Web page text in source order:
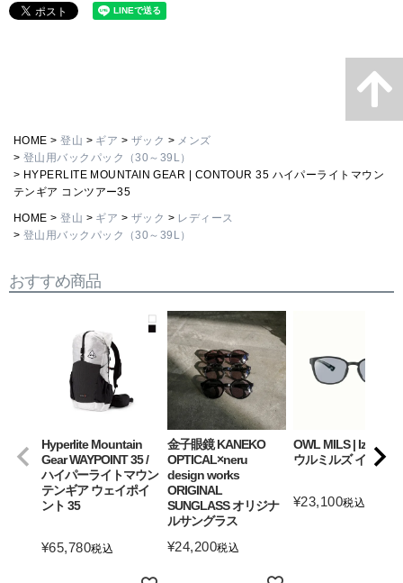
HOME 登山 ギア ザック
メンズ
登山用バックパック（30～39L）
HYPERLITE MOUNTAIN GEAR | CONTOUR 35 ハイパーライトマウン
テンギア コンツアー35
HOME 登山 ギア ザック
レディース
登山用バックパック（30～39L）
おすすめ商品
Hyperlite Mountain
Gear WAYPOINT 35 /
ハイパーライトマウン
テンギア ウェイポイ
ント 35
¥65,780税込
金子眼鏡 KANEKO
OPTICAL×neru
design works
ORIGINAL
SUNGLASS オリジナ
ルサングラス
¥24,200税込
OWL MILS | Izanagi
ウルミルズ イザナギ
¥23,100税込